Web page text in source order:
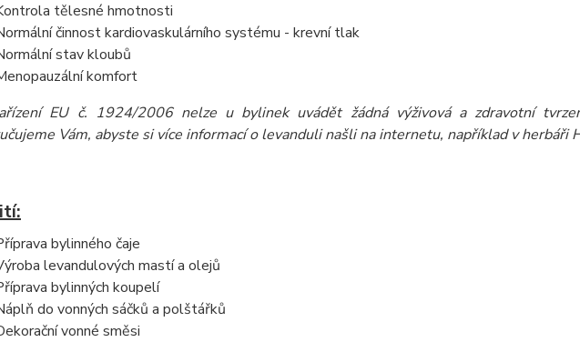
tělesné hmotnosti
činnost kardiovaskulárního systému - krevní tlak
stav kloubů
komfort
EU č. 1924/2006 nelze u bylinek uvádět žádná výživová a zdravotní
Vám, abyste si více informací o levanduli našli na internetu, například v herbáři
bylinného čaje
levandulových mastí a olejů
bylinných koupelí
do vonných sáčků a polštářků
vonné směsi